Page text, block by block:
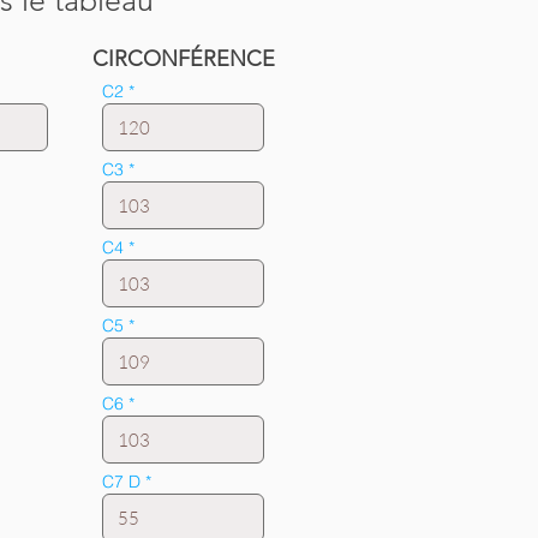
CIRCONFÉRENCE
C2
C3
C4
C5
C6
C7 D